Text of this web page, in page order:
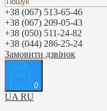
+38 (067) 513-65-46
+38 (067) 209-05-43
+38 (050) 511-24-82
+38 (044) 286-25-24
Замовити дзвінок
0
UA RU